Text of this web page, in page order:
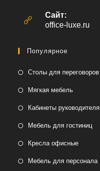
Сайт:
office-luxe.ru
Популярное
Столы для переговоров
Мягкая мебель
Кабинеты руководителя
Мебель для гостиниц
Кресла офисные
Мебель для персонала